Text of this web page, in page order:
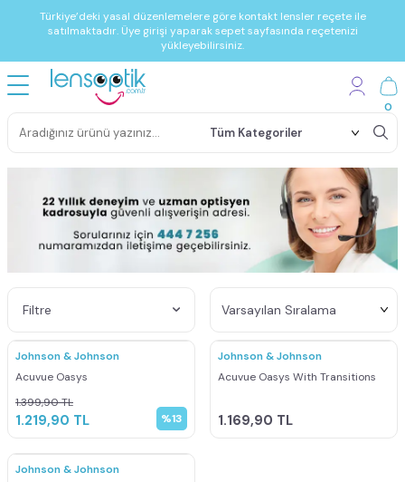
Türkiye’deki yasal düzenlemelere göre kontakt lensler reçete ile
satılmaktadır. Üye girişi yaparak sepet sayfasında reçetenizi
yükleyebilirsiniz.
0
Filtre
Johnson & Johnson
Acuvue Oasys
1.399,90TL
1.219,90 TL %13
Johnson & Johnson
Acuvue Oasys With Transitions
1.169,90 TL
Johnson & Johnson